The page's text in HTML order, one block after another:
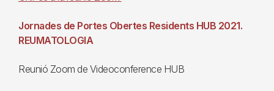
Jornades de Portes Obertes Residents HUB 2021.
REUMATOLOGIA
Reunió Zoom de Videoconference HUB